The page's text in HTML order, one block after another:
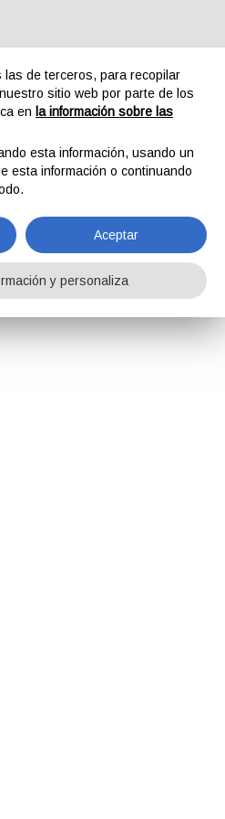
de terceros, para recopilar
sitio web por parte de los
en la información sobre las
esta información, usando un
esta información o continuando
Aceptar
y personaliza